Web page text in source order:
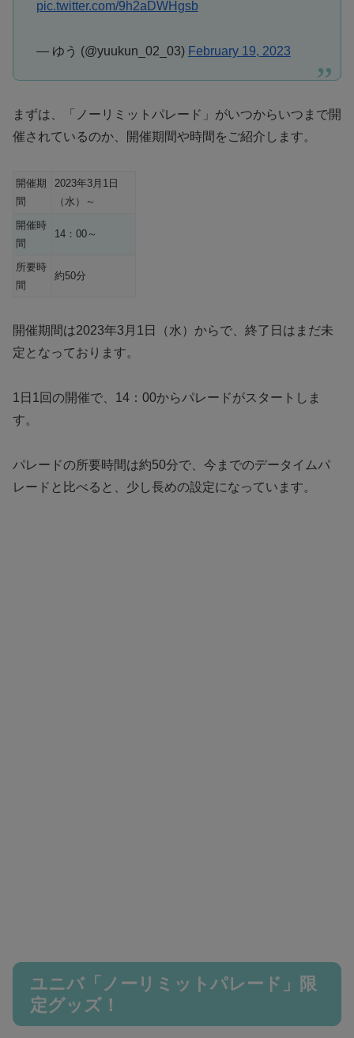
pic.twitter.com/9h2aDWHgsb
— ゆう (@yuukun_02_03) February 19, 2023
まずは、「ノーリミットパレード」がいつからいつまで開
催されているのか、開催期間や時間をご紹介します。
開催期
間
2023年3月1日
（水）～
開催時
間
14：00～
所要時
間
約50分
開催期間は2023年3月1日（水）からで、終了日はまだ未
定となっております。
1日1回の開催で、14：00からパレードがスタートしま
す。
パレードの所要時間は約50分で、今までのデータイムパ
レードと比べると、少し長めの設定になっています。
ユニバ「ノーリミットパレード」限
定グッズ！